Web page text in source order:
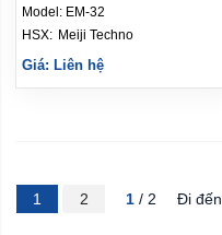
Model: EM-32
Meiji Techno
Giá: Liên hệ
1 2 1 / 2 Đi đến